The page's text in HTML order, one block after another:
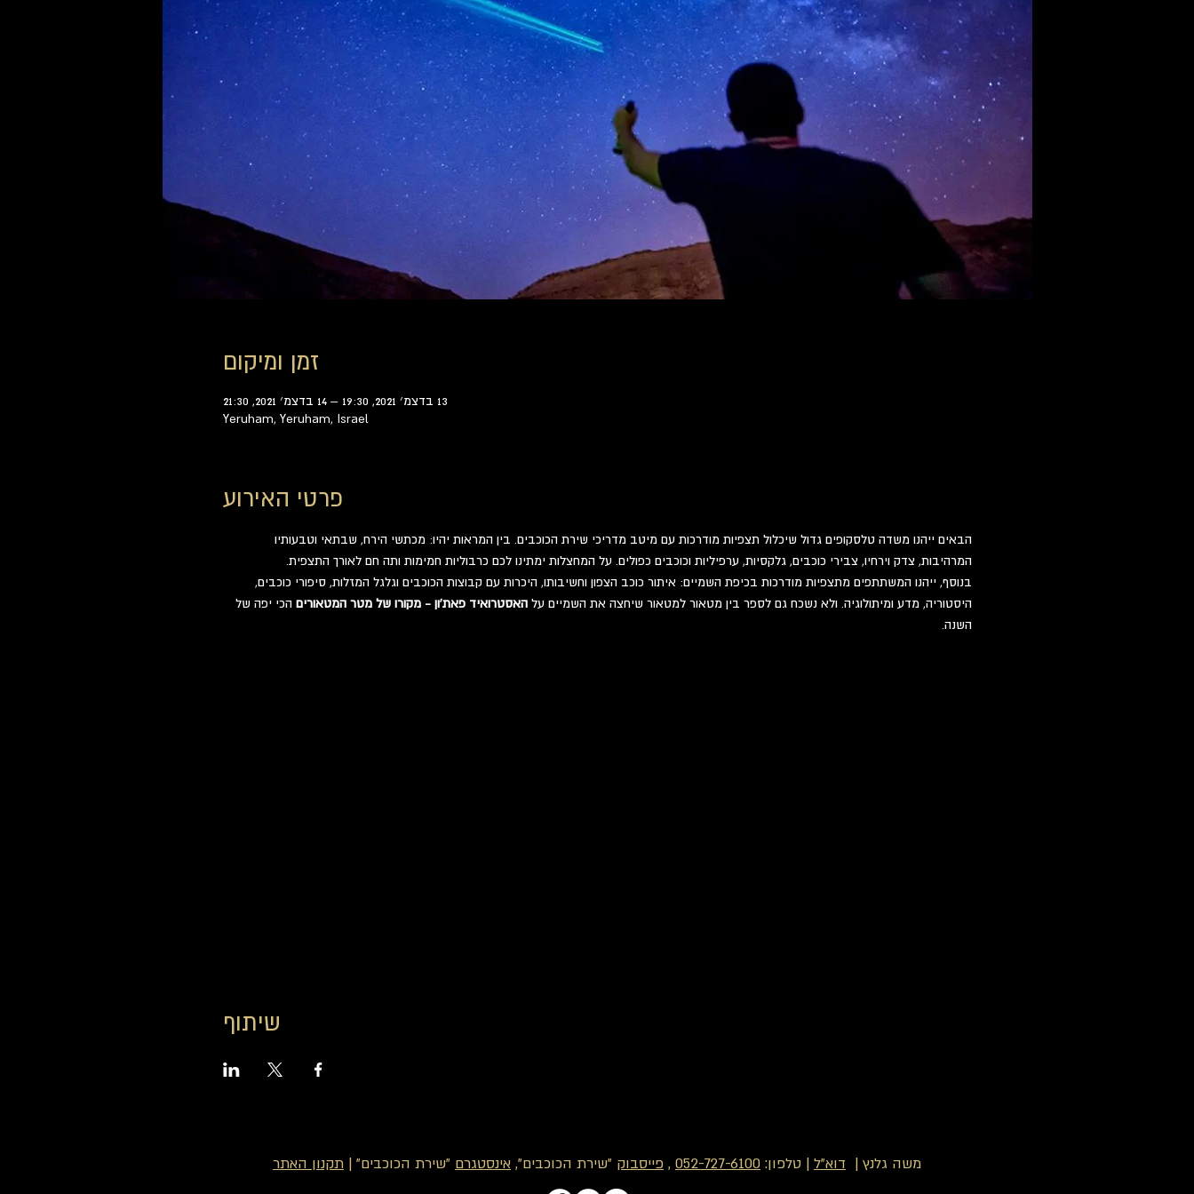
זמן ומיקום
13 בדצמ׳ 2021, 19:30 – 14 בדצמ׳ 2021, 21:30
Yeruham, Yeruham, Israel
פרטי האירוע
הבאים ייהנו משדה טלסקופים גדול שיכלול תצפיות מודרכות עם מיטב מדריכי שירת הכוכבים. בין המראות יהיו: מכתשי הירח, שבתאי וטבעותיו
המרהיבות, צדק וירחיו, צבירי כוכבים, גלקסיות, ערפיליות וכוכבים כפולים. על המחצלות ימתינו לכם כרבוליות חמימות ותה חם לאורך התצפית.
בנוסף, ייהנו המשתתפים מתצפיות מודרכות בכיפת השמיים: איתור כוכב הצפון וחשיבותו, היכרות עם קבוצות הכוכבים וגלגל המזלות, סיפורי כוכבים,
היסטוריה, מדע ומיתולוגיה. ולא נשכח גם לספר בין מטאור למטאור שיחצה את השמיים על האסטרואיד פאת'ון - מקורו של מטר המטאורים הכי יפה של
השנה.
שיתוף
משה גלנץ | דוא"ל | טלפון: 052-727-6100
, פייסבוק "שירת הכוכבים", אינסטגרם "שירת הכוכבים" | תקנון האתר